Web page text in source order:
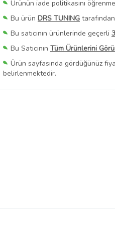
Ürünün iade politikasını
Bu ürün DRS TUNING
Bu satıcının ürünlerinde geçerli
Bu Satıcının Tüm Ürünlerini
Ürün sayfasında gördüğünüz
belirlenmektedir.